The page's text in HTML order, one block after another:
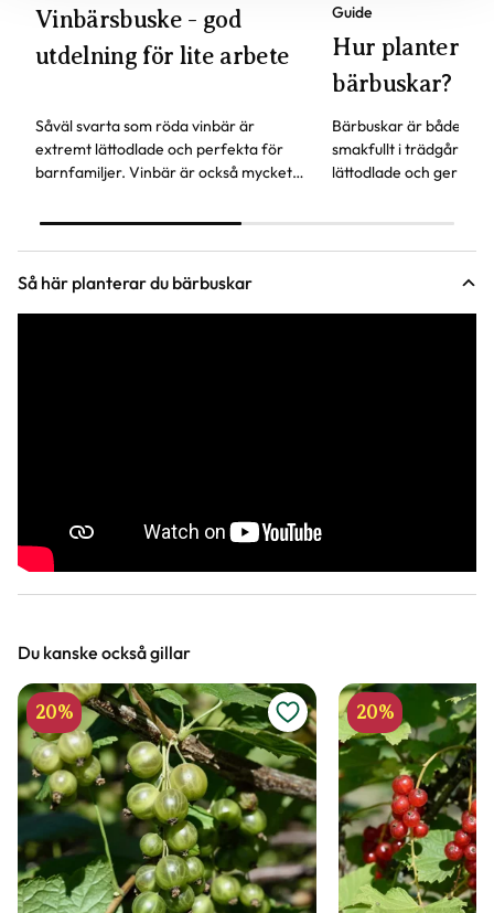
Vinbärsbuske - god
utdelning för lite arbete
Såväl svarta som röda vinbär är
extremt lättodlade och perfekta för
barnfamiljer. Vinbär är också mycket
c-vitamin.
Guide
Hur planterar
bärbuskar?
Bärbuskar är både
smakfullt i trädgården.
lättodlade och ger
Så här planterar du bärbuskar
Du kanske också gillar
20% 20%